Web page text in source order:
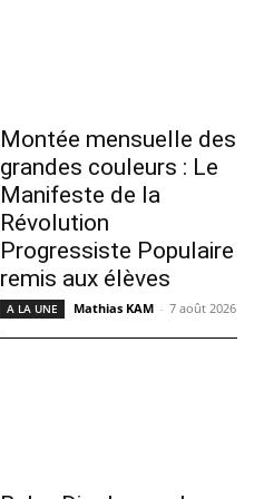
Montée mensuelle des
grandes couleurs : Le
Manifeste de la
Révolution
Progressiste Populaire
remis aux élèves
A LA UNE Mathias KAM - 7 août 2026